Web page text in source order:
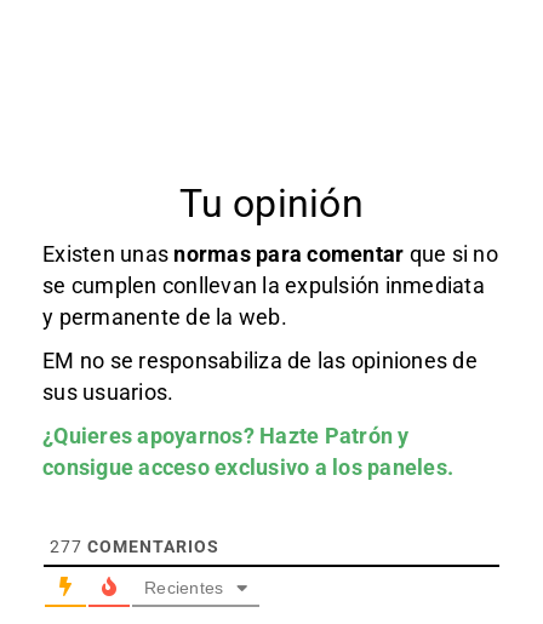
Tu opinión
Existen unas normas para comentar que si no
se cumplen conllevan la expulsión inmediata
y permanente de la web.
EM no se responsabiliza de las opiniones de
sus usuarios.
¿Quieres apoyarnos? Hazte Patróny
consigue acceso exclusivo a los paneles.
277 COMENTARIOS
Recientes